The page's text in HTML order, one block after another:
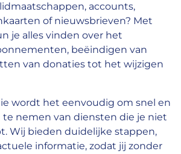
accounts,
of nieuwsbrieven? Met
je alles vinden over het
beëindigen van
van donaties tot het wijzigen
wordt het eenvoudig om snel en
nemen van diensten die je niet
Wij bieden duidelijke stappen,
informatie, zodat jij zonder